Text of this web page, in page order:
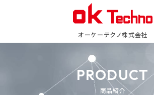
オーケーテクノ株式会社
PRODUCT
商品紹介